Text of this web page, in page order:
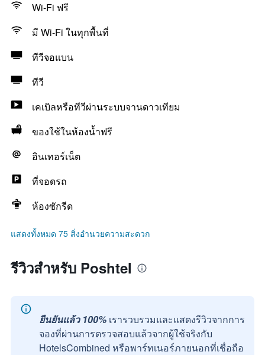
Wi-Fi ฟรี
มี Wi-Fi ในทุกพื้นที่
ทีวีจอแบน
ทีวี
เคเบิลหรือทีวีผ่านระบบจานดาวเทียม
ของใช้ในห้องน้ำฟรี
อินเทอร์เน็ต
ที่จอดรถ
ห้องซักรีด
แสดงทั้งหมด 75 สิ่งอำนวยความสะดวก
รีวิวสำหรับ Poshtel
ยืนยันแล้ว 100% เรารวบรวมและแสดงรีวิวจากการ
จองที่ผ่านการตรวจสอบแล้วจากผู้ใช้จริงกับ
HotelsCombined หรือพาร์ทเนอร์ภายนอกที่เชื่อถือ